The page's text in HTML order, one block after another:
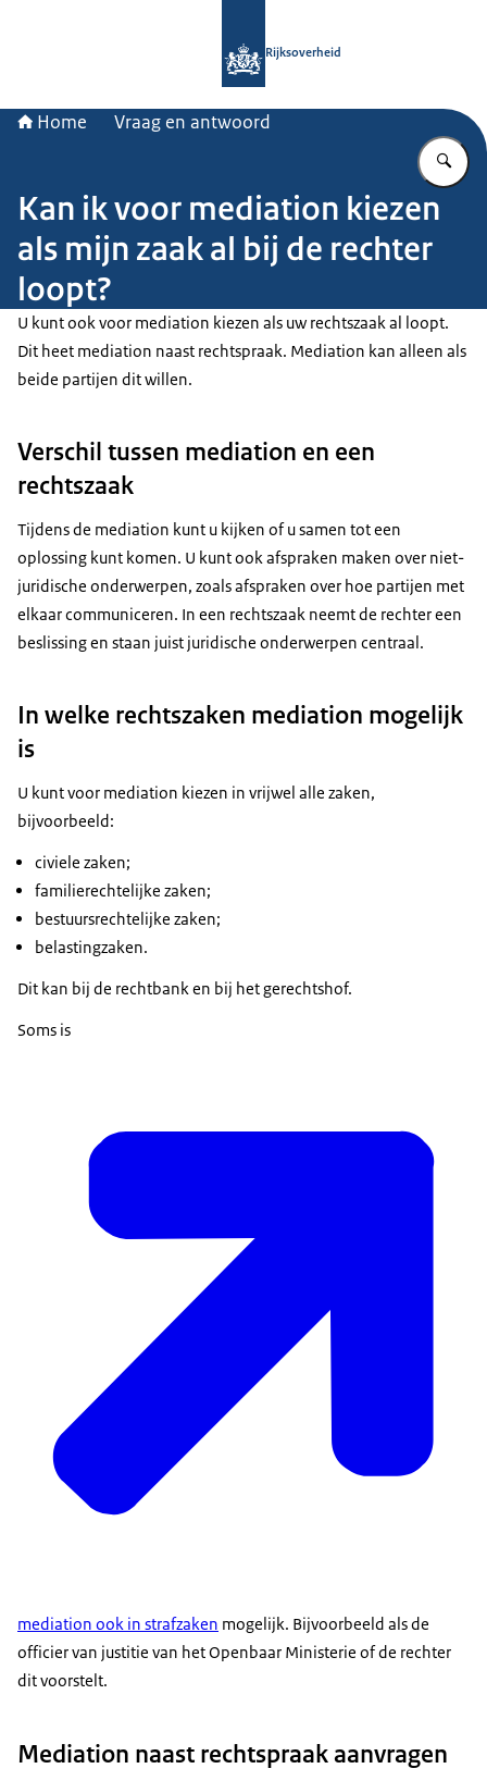
Rijksoverheid
Home Vraag en antwoord
Kan ik voor mediation kiezen
als mijn zaak al bij de rechter
loopt?
U kunt ook voor mediation kiezen als uw rechtszaak al loopt.
Dit heet mediation naast rechtspraak. Mediation kan alleen als
beide partijen dit willen.
Verschil tussen mediation en een
rechtszaak
Tijdens de mediation kunt u kijken of u samen tot een
oplossing kunt komen. U kunt ook afspraken maken over niet-
juridische onderwerpen, zoals afspraken over hoe partijen met
elkaar communiceren. In een rechtszaak neemt de rechter een
beslissing en staan juist juridische onderwerpen centraal.
In welke rechtszaken mediation mogelijk
is
U kunt voor mediation kiezen in vrijwel alle zaken,
bijvoorbeeld:
civiele zaken;
familierechtelijke zaken;
bestuursrechtelijke zaken;
belastingzaken.
Dit kan bij de rechtbank en bij het gerechtshof.
Soms is
mediation ook in strafzaken mogelijk. Bijvoorbeeld als de
officier van justitie van het Openbaar Ministerie of de rechter
dit voorstelt.
Mediation naast rechtspraak aanvragen